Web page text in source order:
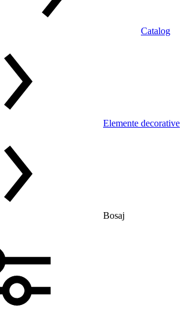
Catalog
Elemente decorative
Bosaj